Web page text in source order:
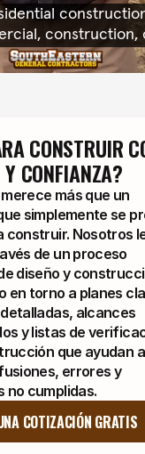
CONSTRUIR
CONFIANZA?
más que un
simplemente se
construir. Nosotros
de un proceso
diseño y
en torno a planes
alcances
y listas de
que ayudan a
errores y
no cumplidas.
COTIZACIÓN GRATIS